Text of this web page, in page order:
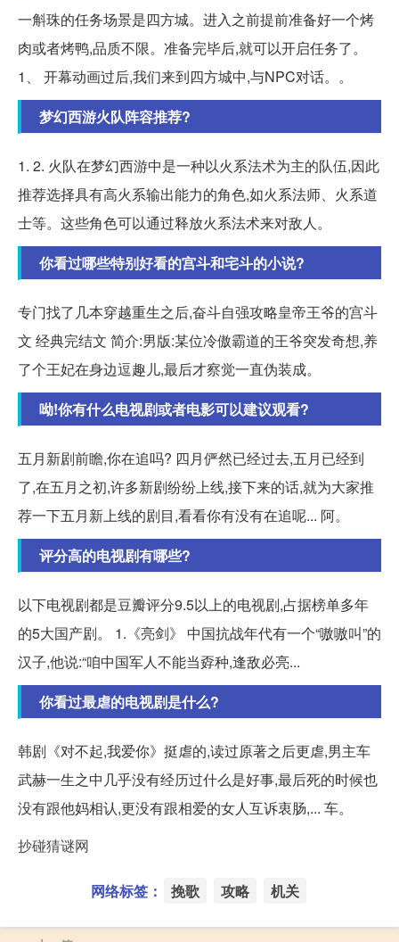
一斛珠的任务场景是四方城。进入之前提前准备好一个烤
肉或者烤鸭,品质不限。准备完毕后,就可以开启任务了。
1、 开幕动画过后,我们来到四方城中,与NPC对话。。
梦幻西游火队阵容推荐?
1. 2. 火队在梦幻西游中是一种以火系法术为主的队伍,因此
推荐选择具有高火系输出能力的角色,如火系法师、火系道
士等。这些角色可以通过释放火系法术来对敌人。
你看过哪些特别好看的宫斗和宅斗的小说?
专门找了几本穿越重生之后,奋斗自强攻略皇帝王爷的宫斗
文 经典完结文 简介:男版:某位冷傲霸道的王爷突发奇想,养
了个王妃在身边逗趣儿,最后才察觉一直伪装成。
呦!你有什么电视剧或者电影可以建议观看?
五月新剧前瞻,你在追吗? 四月俨然已经过去,五月已经到
了,在五月之初,许多新剧纷纷上线,接下来的话,就为大家推
荐一下五月新上线的剧目,看看你有没有在追呢... 阿。
评分高的电视剧有哪些?
以下电视剧都是豆瓣评分9.5以上的电视剧,占据榜单多年
的5大国产剧。 1.《亮剑》 中国抗战年代有一个“嗷嗷叫”的
汉子,他说:“咱中国军人不能当孬种,逢敌必亮...
你看过最虐的电视剧是什么?
韩剧《对不起,我爱你》挺虐的,读过原著之后更虐,男主车
武赫一生之中几乎没有经历过什么是好事,最后死的时候也
没有跟他妈相认,更没有跟相爱的女人互诉衷肠,... 车。
抄碰猜谜网
网络标签： 挽歌 攻略 机关